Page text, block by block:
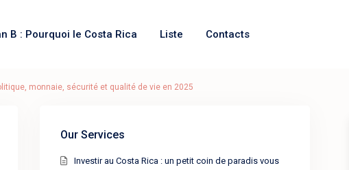
B : Pourquoi le Costa Rica Liste Contacts
monnaie, sécurité et qualité de vie en 2025
Our Services
Investir au Costa Rica : un petit coin de paradis vous